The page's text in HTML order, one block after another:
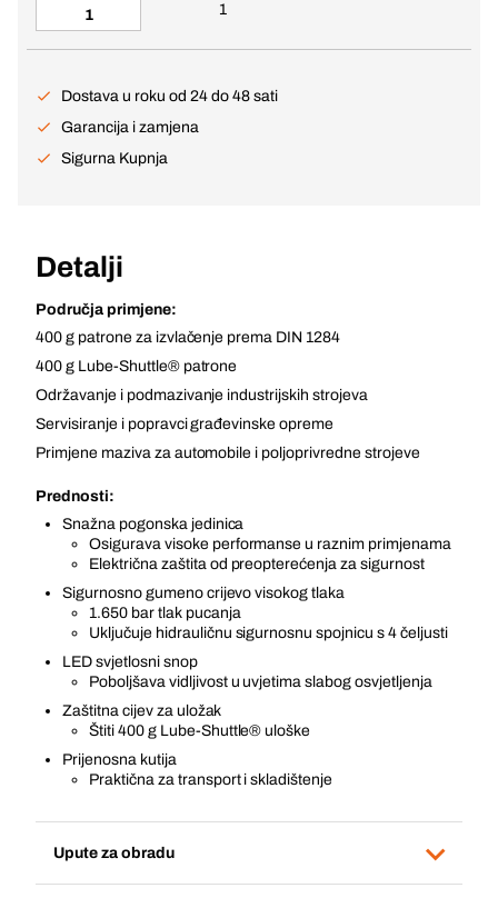
1
Dostava u roku od 24 do 48 sati
Garancija i zamjena
Sigurna Kupnja
Detalji
Područja primjene:
400 g patrone za izvlačenje prema DIN 1284
400 g Lube-Shuttle® patrone
Održavanje i podmazivanje industrijskih strojeva
Servisiranje i popravci građevinske opreme
Primjene maziva za automobile i poljoprivredne strojeve
Prednosti:
Snažna pogonska jedinica
Osigurava visoke performanse u raznim primjenama
Električna zaštita od preopterećenja za sigurnost
Sigurnosno gumeno crijevo visokog tlaka
1.650 bar tlak pucanja
Uključuje hidrauličnu sigurnosnu spojnicu s 4 čeljusti
LED svjetlosni snop
Poboljšava vidljivost u uvjetima slabog osvjetljenja
Zaštitna cijev za uložak
Štiti 400 g Lube-Shuttle® uloške
Prijenosna kutija
Praktična za transport i skladištenje
Upute za obradu